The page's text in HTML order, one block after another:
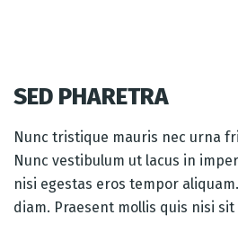
SED PHARETRA
Nunc tristique mauris nec urna
Nunc vestibulum ut lacus in
nisi egestas eros tempor
diam. Praesent mollis quis nisi